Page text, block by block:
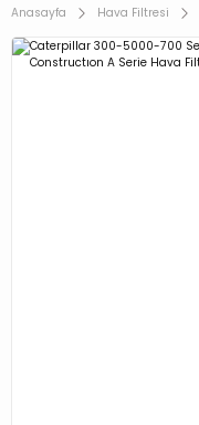
Anasayfa Hava Filtresi